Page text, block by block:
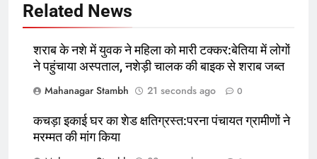
Related News
शराब के नशे में युवक ने महिला को मारी टक्कर:बेतिया में लोगों
ने पहुंचाया अस्पताल, नशेड़ी चालक की बाइक से शराब जब्त
Mahanagar Stambh
21 seconds ago 0
कचड़ा इकाई घर का शेड क्षतिग्रस्त:परना पंचायत ग्रामीणों ने
मरम्मत की मांग किया
कुदरा सीएचसी के जर्जर भवन में हुई आशा
बैठक:कैमूर में चार मुख्य स्वास्थ्य योजनाओं
की प्रगति की हुई समीक्षा
पूर्व राज्य